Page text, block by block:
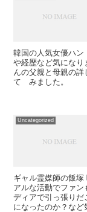
韓国の人気女優ハ
や経歴など気にな
んの父親と母親の
て みました
Uncategorized
ギャル霊媒師の飯
アルな活動でファ
ディアで引っ張り
になったのか？など